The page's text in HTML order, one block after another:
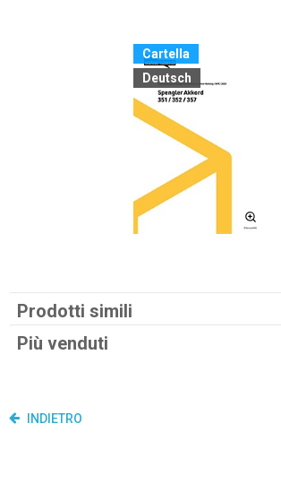
Cartella
Deutsch
Prodotti simili
Più venduti
INDIETRO